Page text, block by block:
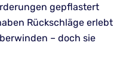
gepflastert
Rückschläge erlebt
– doch sie